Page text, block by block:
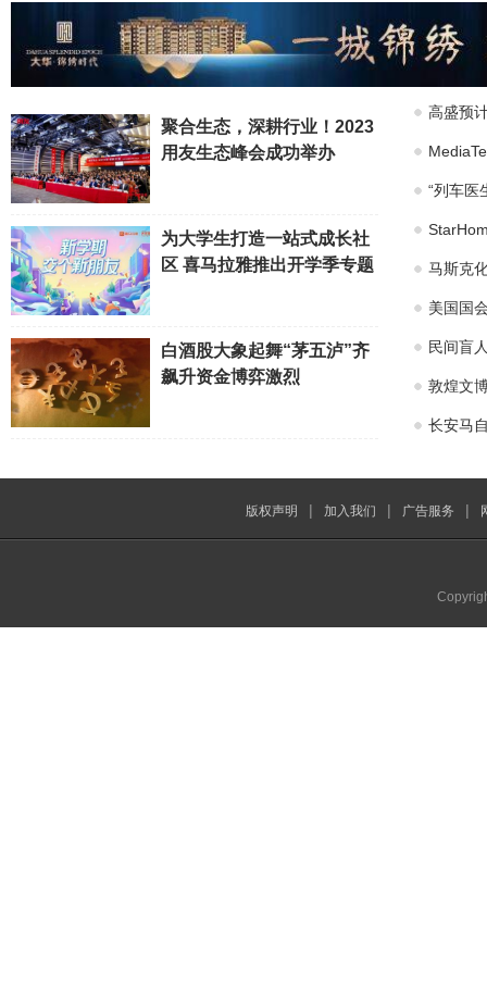
聚合生态，深耕行业！2023
用友生态峰会成功举办
为大学生打造一站式成长社
区 喜马拉雅推出开学季专题
白酒股大象起舞“茅五泸”齐
飙升资金博弈激烈
高盛预
“列车医
马斯克
美国国
民间盲
敦煌文
长安马
版权声明 | 加入我们 | 广告服务 |